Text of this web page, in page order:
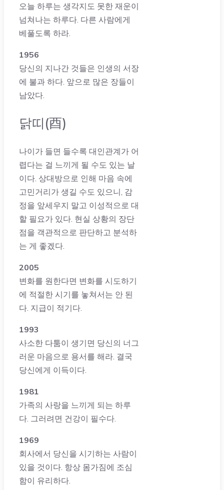
오늘 하루는 생각지도 못한 재운이
넘쳐나는 하루다. 다른 사람에게
베풀도록 하라.
1956
당신의 지나간 것들은 인생의 서장
에 불과 하다. 앞으로 많은 장들이
남았다.
닭띠(酉)
나이가 들면 들수록 대인관계가 어
렵다는 걸 느끼게 될 수도 있는 날
이다. 상대방으로 인해 마음 속에
고민거리가 생길 수도 있으니, 감
정을 앞세우지 말고 이성적으로 대
할 필요가 있다. 현실 상황의 장단
점을 객관적으로 판단하고 분석하
는 게 좋겠다.
2005
변화를 원한다면 변화를 시도하기
에 적절한 시기를 놓쳐서는 안 된
다. 지급이 적기다.
1993
사소한 다툼이 생기면 당신의 너그
러운 마음으로 용서를 해라. 결국
당신에게 이득이다.
1981
가족의 사랑을 느끼게 되는 하루
다. 그러려면 건강이 필수다.
1969
회사에서 당신을 시기하는 사람이
있을 것이다. 항상 몸가짐에 조심
함이 유리하다.